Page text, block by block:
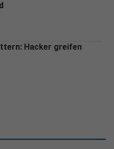
Hacker greifen